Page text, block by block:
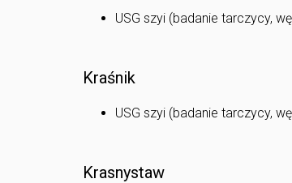
USG szyi (badanie tarczycy,
Kraśnik
USG szyi (badanie tarczycy,
Krasnystaw